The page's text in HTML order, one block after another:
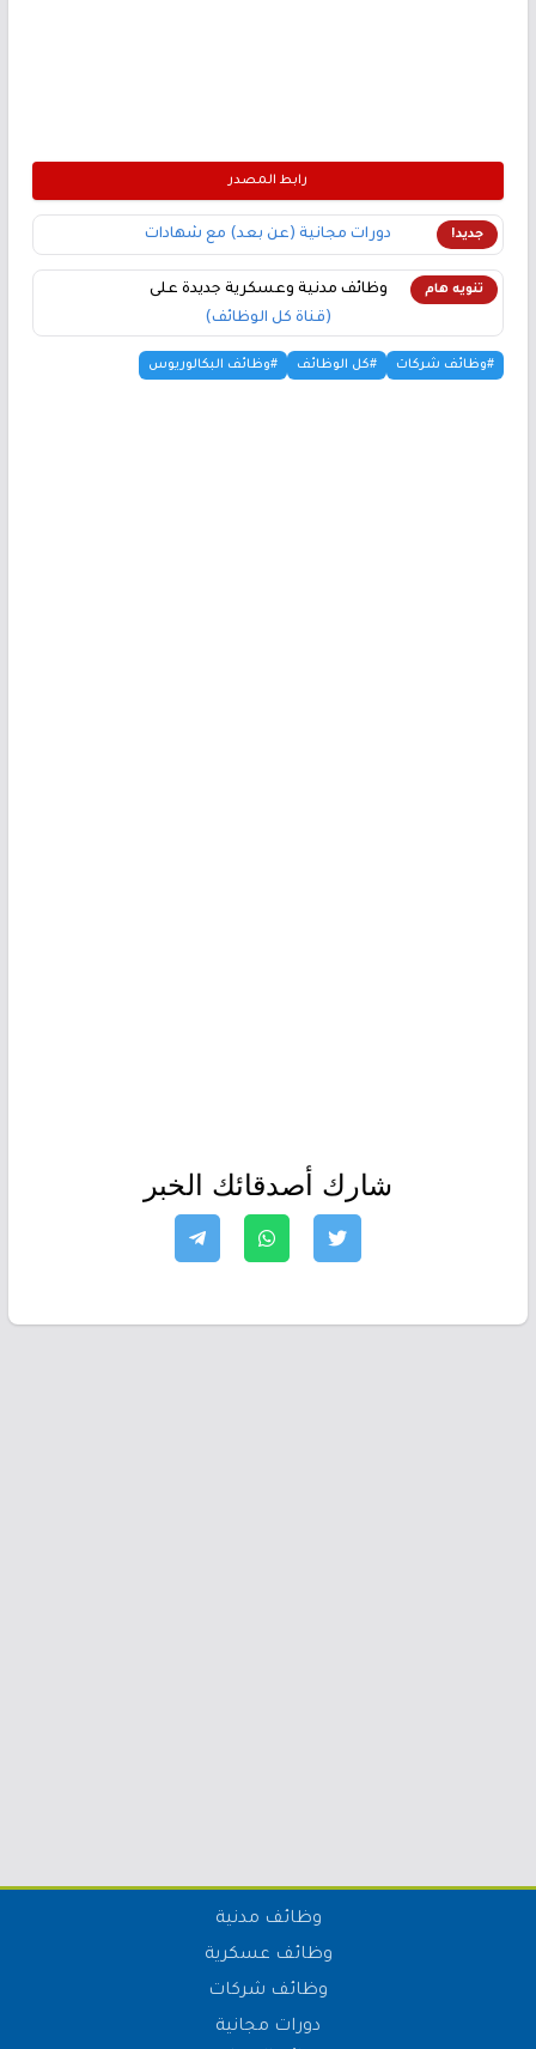
رابط المصدر
جديد! دورات مجانية (عن بعد) مع شهادات
تنويه هام
وظائف مدنية وعسكرية جديدة على
(قناة كل الوظائف)
#وظائف شركات #كل الوظائف #وظائف البكالوريوس
شارك أصدقائك الخبر
وظائف مدنية
وظائف عسكرية
وظائف شركات
دورات مجانية